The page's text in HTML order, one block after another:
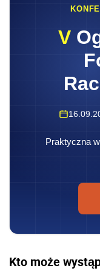
V
Praktyczna
Kto może